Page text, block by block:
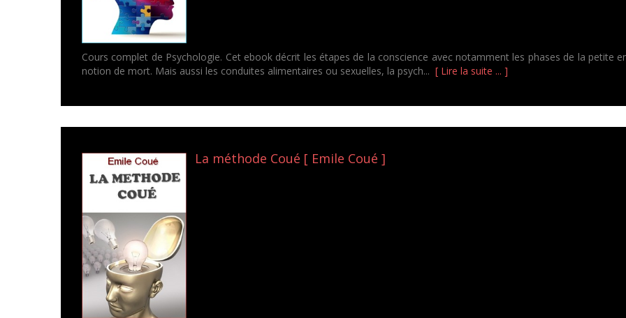
Cours complet de Psychologie. Cet ebook décrit les étapes de la conscience avec notamment les phases de la petite
notion de mort. Mais aussi les conduites alimentaires ou sexuelles, la psych... [ Lire la suite ... ]
La méthode Coué [ Emile Coué ]